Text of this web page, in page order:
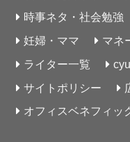
時事ネタ・社会勉強
妊婦・ママ
マネ
ライター一覧
サイトポリシー
オフィスベネフィッ